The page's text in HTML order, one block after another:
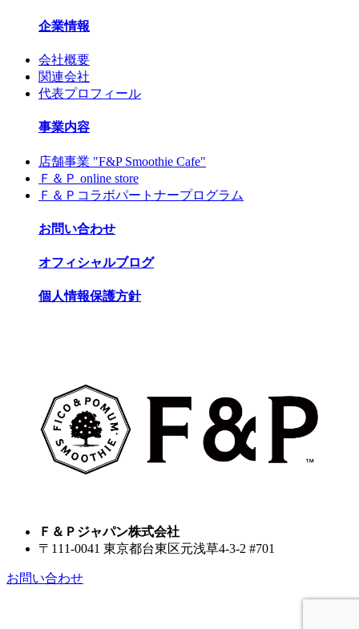
企業情報
会社概要
関連会社
代表プロフィール
事業内容
店舗事業 "F&P Smoothie Cafe"
Ｆ＆Ｐ online store
Ｆ＆Ｐコラボパートナープログラム
お問い合わせ
オフィシャルブログ
個人情報保護方針
Ｆ＆Ｐジャパン株式会社
〒111-0041 東京都台東区元浅草4-3-2 #701
お問い合わせ